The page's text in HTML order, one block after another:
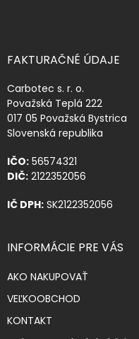
FAKTURAČNÉ ÚDAJE
Carbotec s. r. o.
Považská Teplá 222
017 05 Považská Bystrica
Slovenská republika
IČO: 56574321
DIČ: 2122352056
IČ DPH: SK2122352056
INFORMÁCIE PRE VÁS
AKO NAKUPOVAŤ
VEĽKOOBCHOD
KONTAKT